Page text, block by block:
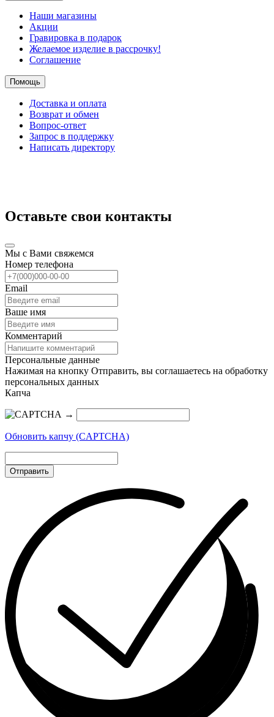
Наши магазины
Акции
Гравировка в подарок
Желаемое изделие в рассрочку!
Соглашение
Помощь
Доставка и оплата
Возврат и обмен
Вопрос-ответ
Запрос в поддержку
Написать директору
Оставьте свои контакты
Мы с Вами свяжемся
Номер телефона
Email
Ваше имя
Комментарий
Персональные данные
Нажимая на кнопку Отправить, вы соглашаетесь на обработку
персональных данных
Капча
→
Обновить капчу (CAPTCHA)
Отправить